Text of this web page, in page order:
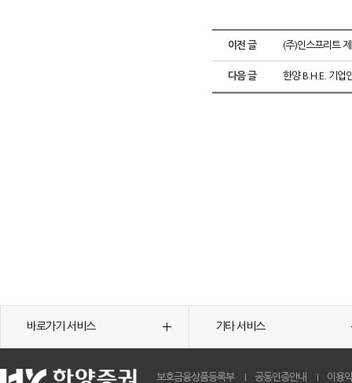
이전 글 (주)인스프리트
다음 글 한양 B.H.E. 기업
바로가기 서비스 기타 서비스
보호금융상품등록부 공동인증안내 이용